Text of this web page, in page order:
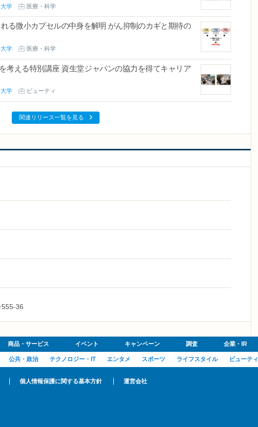
学 医療・科学
る微小カプセルの中身を解明 がん抑制のカギと期待の
学 医療・科学
考える特別講座 資生堂ジャパンの協力を得てキャリア
学 ビューティ
関連リリース一覧を見る
36
商品・サービス イベント キャンペーン 調査 企業・IR
公共・政治 テクノロジー・IT エンタメ スポーツ ライフスタイル ビューティ
個人情報保護に関する基本方針 運営会社